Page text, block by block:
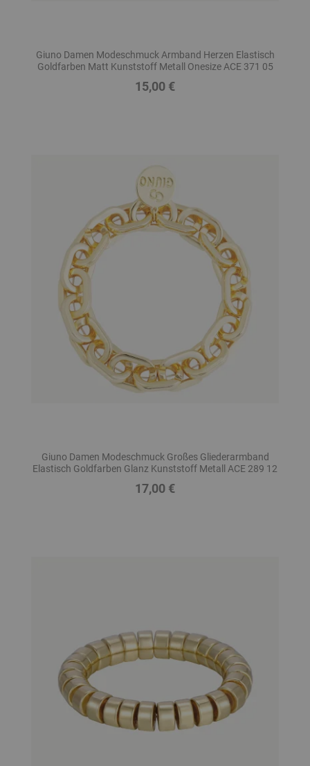
Giuno Damen Modeschmuck Armband Herzen Elastisch
Goldfarben Matt Kunststoff Metall Onesize ACE 371 05
Preis
15,00 €
Giuno Damen Modeschmuck Großes Gliederarmband
Elastisch Goldfarben Glanz Kunststoff Metall ACE 289 12
Preis
17,00 €